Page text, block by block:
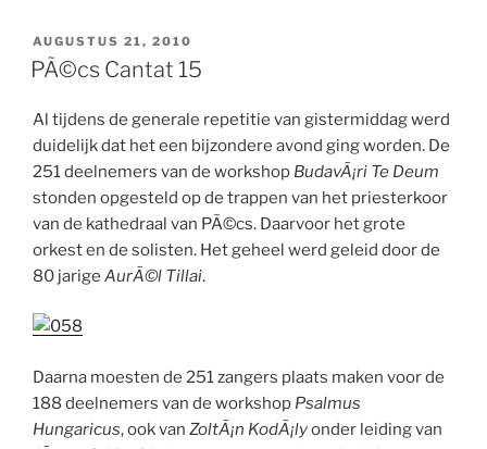
GEPLAATST
OP
AUGUSTUS 21, 2010
PÃ©cs Cantat 15
Al tijdens de generale repetitie van gistermiddag werd
duidelijk dat het een bijzondere avond ging worden. De
251 deelnemers van de workshop BudavÃ¡ri Te Deum
stonden opgesteld op de trappen van het priesterkoor
van de kathedraal van PÃ©cs. Daarvoor het grote
orkest en de solisten. Het geheel werd geleid door de
80 jarige AurÃ©l Tillai.
Daarna moesten de 251 zangers plaats maken voor de
188 deelnemers van de workshop Psalmus
Hungaricus, ook van ZoltÃ¡n KodÃ¡lyonder leiding van